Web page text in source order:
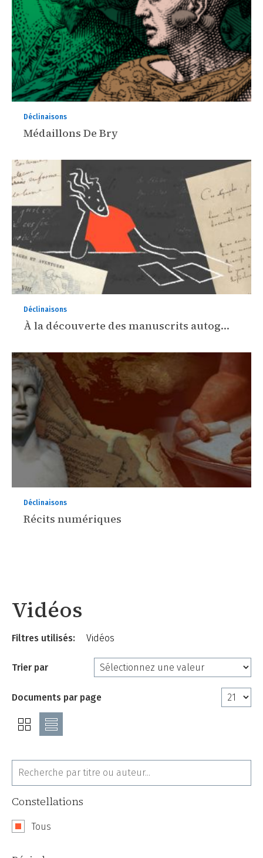
Déclinaisons
Médaillons De Bry
Déclinaisons
À la découverte des manuscrits autog…
Déclinaisons
Récits numériques
Vidéos
Filtres utilisés: Vidéos
Trier par
Documents par page
Constellations
Tous